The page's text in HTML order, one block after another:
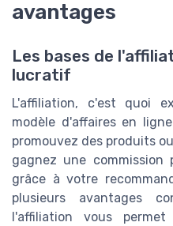
avantages
Les bases de
lucratif
L'affiliation, c'est quoi
modèle d'affaires en
promouvez des produits
gagnez une commission
grâce à votre
plusieurs avantages
l'affiliation vous